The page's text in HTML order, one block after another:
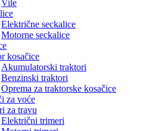
Vile
Električne seckalice
Motorne seckalice
kosačice
Akumulatorski traktori
Benzinski traktori
Oprema za traktorske kosačice
za voće
za travu
Električni trimeri